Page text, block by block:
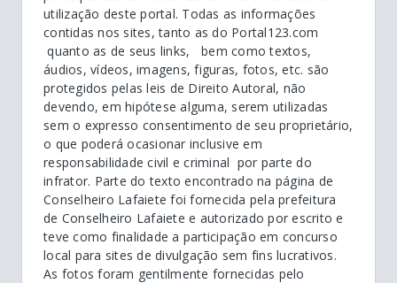
utilização deste portal. Todas as informações
contidas nos sites, tanto as do Portal123.com
quanto as de seus links, bem como textos,
áudios, vídeos, imagens, figuras, fotos, etc. são
protegidos pelas leis de Direito Autoral, não
devendo, em hipótese alguma, serem utilizadas
sem o expresso consentimento de seu proprietário,
o que poderá ocasionar inclusive em
responsabilidade civil e criminal por parte do
infrator. Parte do texto encontrado na página de
Conselheiro Lafaiete foi fornecida pela prefeitura
de Conselheiro Lafaiete e autorizado por escrito e
teve como finalidade a participação em concurso
local para sites de divulgação sem fins lucrativos.
As fotos foram gentilmente fornecidas pelo